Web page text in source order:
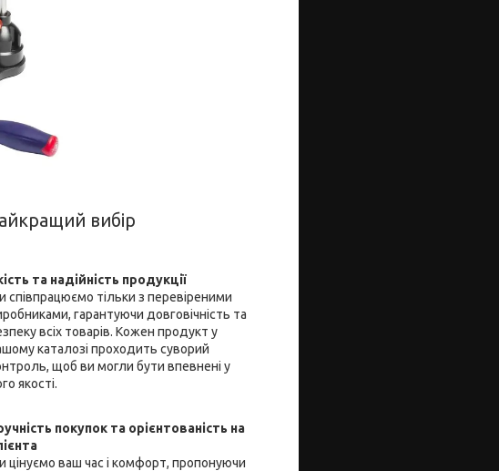
вибір
та надійність продукції
співпрацюємо тільки з перевіреними
гарантуючи довговічність та
всіх товарів. Кожен продукт у
каталозі проходить суворий
щоб ви могли бути впевнені у
якості.
покупок та орієнтованість на
цінуємо ваш час і комфорт, пропонуючи